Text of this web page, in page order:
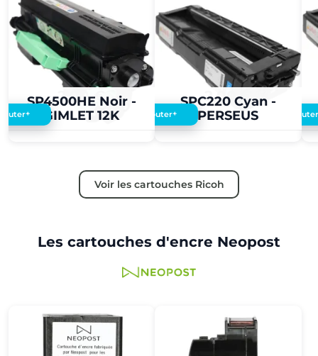
SP4500HE Noir -
GIMLET 12K
2,00 €
+
SPC220 Cyan -
PERSEUS
2,00 €
Ajouter+
Voir les cartouches Ricoh
Les cartouches d'encre Neopost